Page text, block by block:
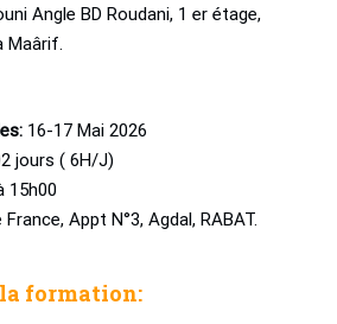
Angle BD Roudani, 1 er étage,
Maârif.
16-17 Mai 2026
jours ( 6H/J)
15h00
Appt N°3, Agdal, RABAT.
formation: